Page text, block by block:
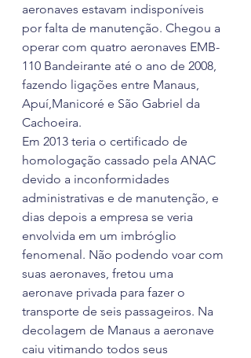
aeronaves estavam indisponíveis
por falta de manutenção. Chegou a
operar com quatro aeronaves EMB-
110 Bandeirante até o ano de 2008,
fazendo ligações entre Manaus,
Apuí,Manicoré e São Gabriel da
Cachoeira.
Em 2013 teria o certificado de
homologação cassado pela ANAC
devido a inconformidades
administrativas e de manutenção, e
dias depois a empresa se veria
envolvida em um imbróglio
fenomenal. Não podendo voar com
suas aeronaves, fretou uma
aeronave privada para fazer o
transporte de seis passageiros. Na
decolagem de Manaus a aeronave
caiu vitimando todos seus